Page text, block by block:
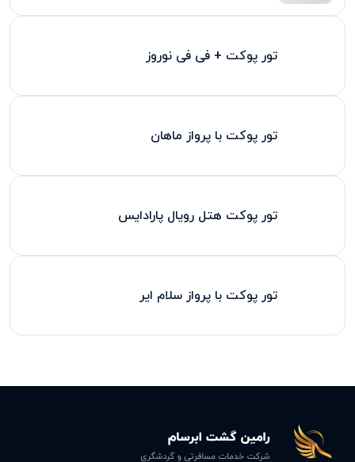
تور پوکت + فی فی نوروز
تور پوکت با پرواز ماهان
تور پوکت هتل رویال پارادایس
تور پوکت با پرواز سلام ایر